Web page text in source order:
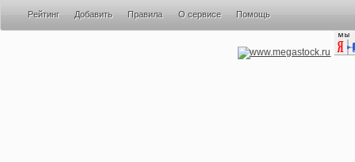
Рейтинг Добавить Правила О сервисе Помощь